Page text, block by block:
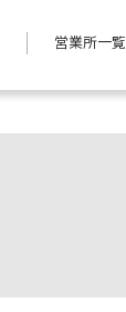
営業所一覧